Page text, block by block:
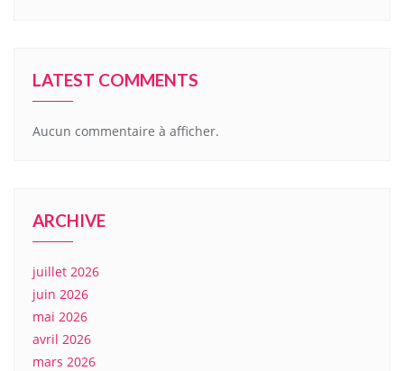
LATEST COMMENTS
Aucun commentaire à afficher.
ARCHIVE
juillet 2026
juin 2026
mai 2026
avril 2026
mars 2026